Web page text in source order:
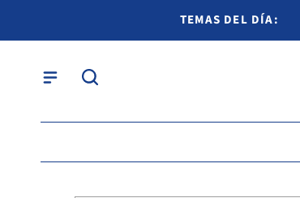
TEMAS DEL DÍA: